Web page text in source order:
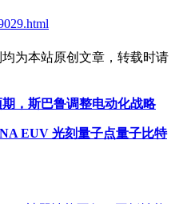
为本站原创文章，转载时请
，斯巴鲁调整电动化战略
EUV 光刻量子点量子比特